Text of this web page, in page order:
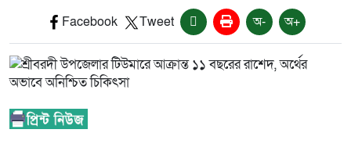
Facebook Tweet অ- অ+